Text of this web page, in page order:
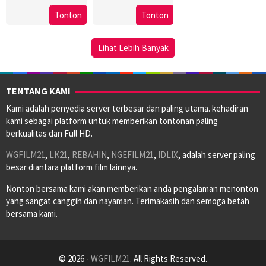
Jul
2010
Freeman
Tonton
Feb
2025
Karoline
Herfurth
Tonton
Lihat Lebih Banyak
TENTANG KAMI
Kami adalah penyedia server terbesar dan paling utama. kehadiran
kami sebagai platform untuk memberikan tontonan paling
berkualitas dan Full HD.
WGFILM21, LK21, REBAHIN, NGEFILM21, IDLIX, adalah server paling
besar diantara platform film lainnya.
Nonton bersama kami akan memberikan anda pengalaman menonton
yang sangat canggih dan nayaman. Terimakasih dan semoga betah
bersama kami.
© 2026 - WGFILM21. All Rights Reserved.